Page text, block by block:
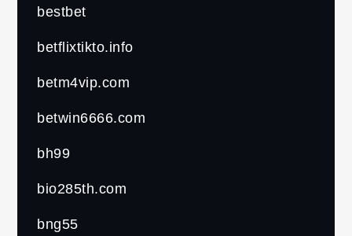
bestbet
betflixtikto.info
betm4vip.com
betwin6666.com
bh99
bio285th.com
bng55